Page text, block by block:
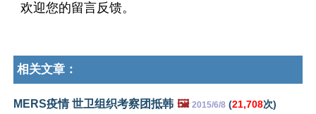
欢迎您的留言反馈。
相关文章：
MERS疫情 世卫组织考察团抵韩 🖼️ 2015/6/8 (21,708次)